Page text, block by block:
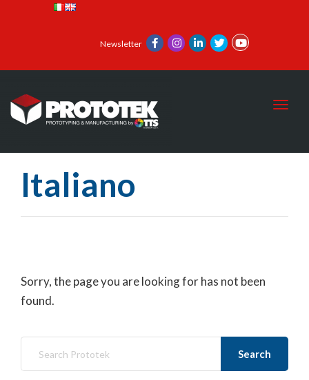
Newsletter
Italiano
Sorry, the page you are looking for has not been
found.
Search